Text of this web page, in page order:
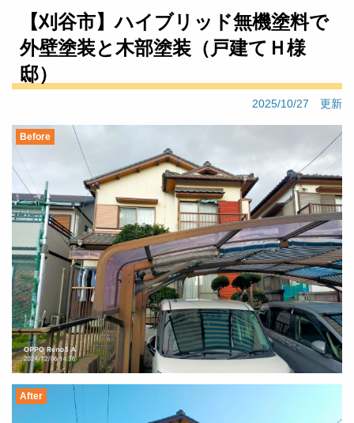
【刈谷市】ハイブリッド無機塗料で
外壁塗装と木部塗装（戸建てＨ様
邸）
2025/10/27 更新
Before
After